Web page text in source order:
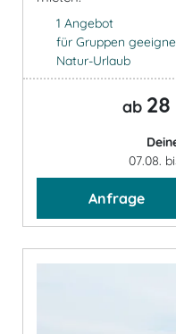
1 Angebot
für Gruppen
Natur-Urlaub
ab
07.08.
Anfrage